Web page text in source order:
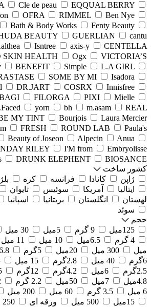
Cle de peau
EQQUAL BERRY
OFRA RIMMEL
Ben Nye
Bath & Body Works
Fenty Beauty
BEAUTY GUERLIAN
cantu
Isntree axis-y
CENTELLA
SKIN HEALTH Ogx
VICTORIA’S
BENEFIT Simple
L.A GIRL
SOME BY MI
Isadora
DR.JART COSRX
Innisfree
FILORGA PIXI
Mielle
yorn bh m.asam
REAL
MY TINT Bourjois
Laura Mercier
FRESH ROUND LAB
Paula's
Beauty of Joseon Alpecin
Anua
RILEY I'M from
Embryolisse
DRUNK ELEPHENT
BIOSANCE
کشور ساخت
ژاپن
کانادا فرانسه کره
ایتالیا
آمریکا سوئیس تایوان
لهستان
انگلستان بریتانیا اسپانیا
سوئد
حجم
125میل
9 گرم 5میل 30 میل
4 گرم
6.5میل 10 میل 11 میل
میل
300 میل 20میل 5گرم 6.8
6گرم
40 میل 2.8گرم 15 میل
2.5گرم
6میل 4.2گرم 12گرم
4.8میل
7میل 50میل 2.2 گرم
6 میل
3.5 گرم 60 میل 200 میل
15میل
500 میل ورقه ای 250 میل